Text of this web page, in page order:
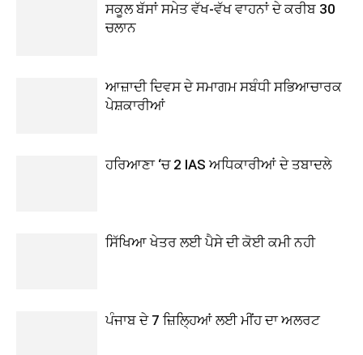
ਸਕੂਲ ਬੱਸਾਂ ਸਮੇਤ ਵੱਖ-ਵੱਖ ਵਾਹਨਾਂ ਦੇ ਕਰੀਬ 30
ਚਲਾਨ
ਆਜ਼ਾਦੀ ਦਿਵਸ ਦੇ ਸਮਾਗਮ ਸਬੰਧੀ ਸਭਿਆਚਾਰਕ
ਪੇਸ਼ਕਾਰੀਆਂ
ਹਰਿਆਣਾ ‘ਚ 2 IAS ਅਧਿਕਾਰੀਆਂ ਦੇ ਤਬਾਦਲੇ
ਸਿੱਖਿਆ ਖੇਤਰ ਲਈ ਪੈਸੇ ਦੀ ਕੋਈ ਕਮੀ ਨਹੀ
ਪੰਜਾਬ ਦੇ 7 ਜ਼ਿਲ੍ਹਿਆਂ ਲਈ ਮੀਂਹ ਦਾ ਅਲਰਟ